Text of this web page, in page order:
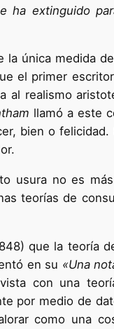
ha extinguido
única medida
el primer
al realismo
llamó a este
bien o
usura no es
teorías de
que la teoría
en su «Una
con una
por medio de
como una